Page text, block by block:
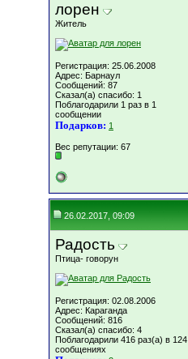
лорен
Житель
Регистрация: 25.06.2008
Адрес: Барнаул
Сообщений: 87
Сказал(а) спасибо: 1
Поблагодарили 1 раз в 1
сообщении
Подарков: 1
Вес репутации: 67
26.02.2017, 09:09
Радость
Птица- говорун
Регистрация: 02.08.2006
Адрес: Караганда
Сообщений: 816
Сказал(а) спасибо: 4
Поблагодарили 416 раз(а) в 124
сообщениях